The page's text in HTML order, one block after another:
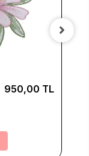
950,00 TL